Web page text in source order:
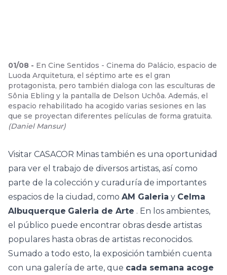
01/08 - En Cine Sentidos - Cinema do Palácio, espacio de
Luoda Arquitetura, el séptimo arte es el gran
protagonista, pero también dialoga con las esculturas de
Sônia Ebling y la pantalla de Delson Uchôa. Además, el
espacio rehabilitado ha acogido varias sesiones en las
que se proyectan diferentes películas de forma gratuita.
(Daniel Mansur)
Visitar CASACOR Minas también es una oportunidad
para ver el trabajo de diversos artistas, así como
parte de la colección y curaduría de importantes
espacios de la ciudad, como AM Galeria y Celma
Albuquerque Galeria de Arte . En los ambientes,
el público puede encontrar obras desde artistas
populares hasta obras de artistas reconocidos.
Sumado a todo esto, la exposición también cuenta
con una galería de arte, que cada semana acoge